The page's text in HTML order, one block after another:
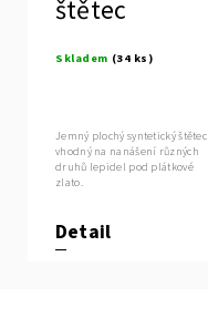
štětec
Skladem (34 ks)
Detail
Jemný plochý syntetický štětec
vhodný na nanášení různých
druhů lepidel pod plátkové
zlato.